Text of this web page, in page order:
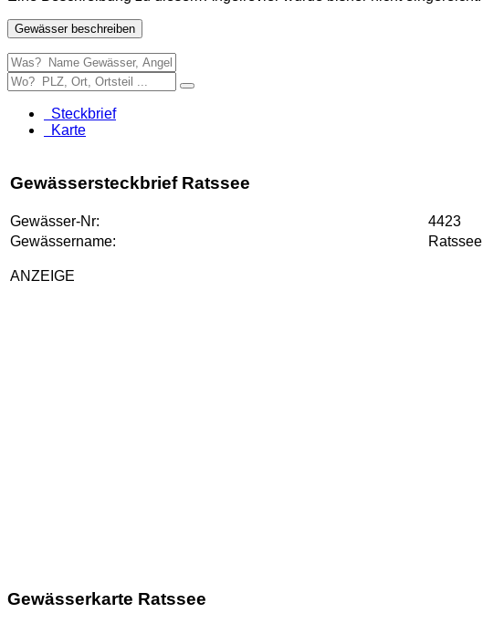
Gewässer beschreiben
Steckbrief
Karte
Gewässersteckbrief Ratssee
Gewässer-Nr:
4423
Gewässername:
Ratssee
ANZEIGE
Gewässerkarte Ratssee